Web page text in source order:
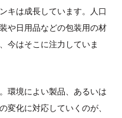
キは成長しています。人口
や日用品などの包装用の材
今はそこに注力していま
環境によい製品、あるいは
変化に対応していくのが、